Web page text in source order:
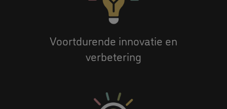
Voortdurende innovatie en
verbetering